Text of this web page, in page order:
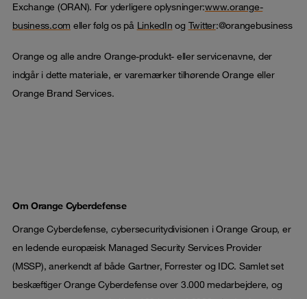
Exchange (ORAN). For yderligere oplysninger:www.orange-
business.com eller følg os på LinkedIn og Twitter:@orangebusiness
Orange og alle andre Orange-produkt- eller servicenavne, der
indgår i dette materiale, er varemærker tilhørende Orange eller
Orange Brand Services.
Om Orange Cyberdefense
Orange Cyberdefense, cybersecuritydivisionen i Orange Group, er
en ledende europæisk Managed Security Services Provider
(MSSP), anerkendt af både Gartner, Forrester og IDC. Samlet set
beskæftiger Orange Cyberdefense over 3.000 medarbejdere, og